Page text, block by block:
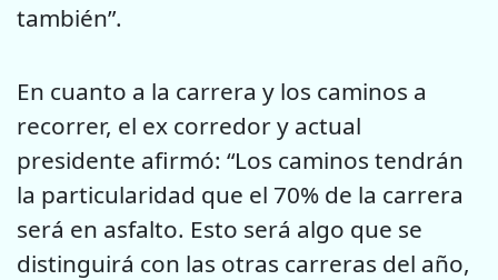
también”.
En cuanto a la carrera y los caminos a
recorrer, el ex corredor y actual
presidente afirmó: “Los caminos tendrán
la particularidad que el 70% de la carrera
será en asfalto. Esto será algo que se
distinguirá con las otras carreras del año,